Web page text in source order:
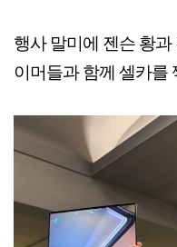
행사 말미에 젠슨 황
이머들과 함께 셀카를